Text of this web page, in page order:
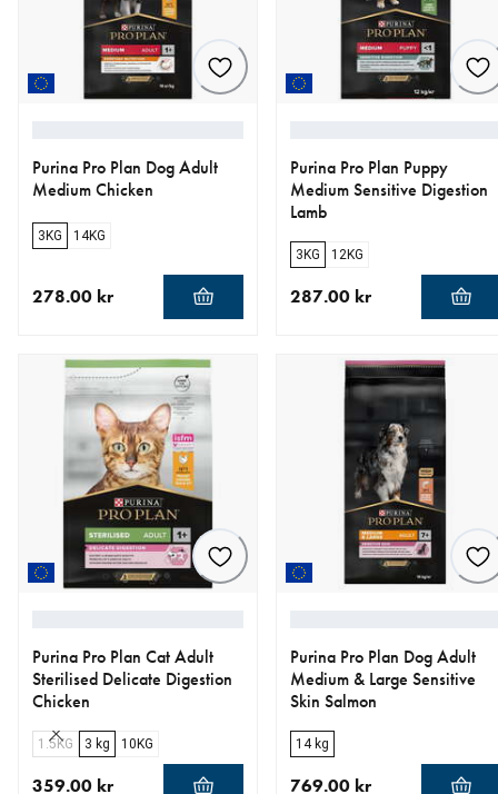
Purina Pro Plan Dog Adult
Medium Chicken
3KG 14KG
278.00 kr
Purina Pro Plan Puppy
Medium Sensitive Digestion
Lamb
3KG 12KG
287.00 kr
Purina Pro Plan Cat Adult
Sterilised Delicate Digestion
Chicken
1.5KG 3 kg 10KG
359.00 kr
Purina Pro Plan Dog Adult
Medium & Large Sensitive
Skin Salmon
14 kg
769.00 kr